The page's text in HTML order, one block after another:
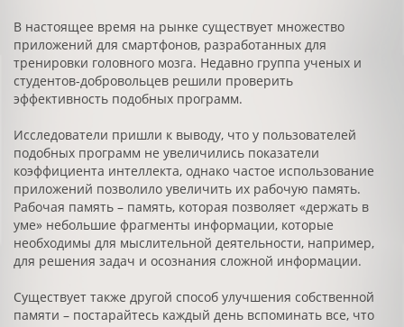
В настоящее время на рынке существует множество
приложений для смартфонов, разработанных для
тренировки головного мозга. Недавно группа ученых и
студентов-добровольцев решили проверить
эффективность подобных программ.
Исследователи пришли к выводу, что у пользователей
подобных программ не увеличились показатели
коэффициента интеллекта, однако частое использование
приложений позволило увеличить их рабочую память.
Рабочая память – память, которая позволяет «держать в
уме» небольшие фрагменты информации, которые
необходимы для мыслительной деятельности, например,
для решения задач и осознания сложной информации.
Существует также другой способ улучшения собственной
памяти – постарайтесь каждый день вспоминать все, что